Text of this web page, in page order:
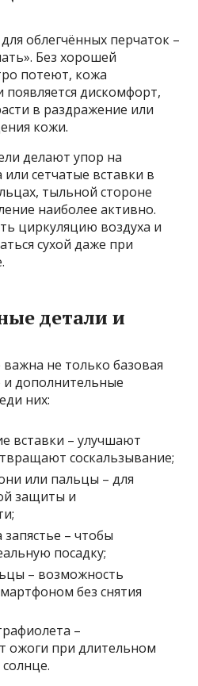
облегчённых перчаток –
Без хорошей
потеют, кожа
появляется дискомфорт,
в раздражение или
кожи.
делают упор на
сетчатые вставки в
тыльной стороне
наиболее активно.
циркуляцию воздуха и
сухой даже при
детали и
не только базовая
дополнительные
них:
вставки – улучшают
соскальзывание;
или пальцы – для
защиты и
– чтобы
посадку;
– возможность
без снятия
–
ожоги при длительном